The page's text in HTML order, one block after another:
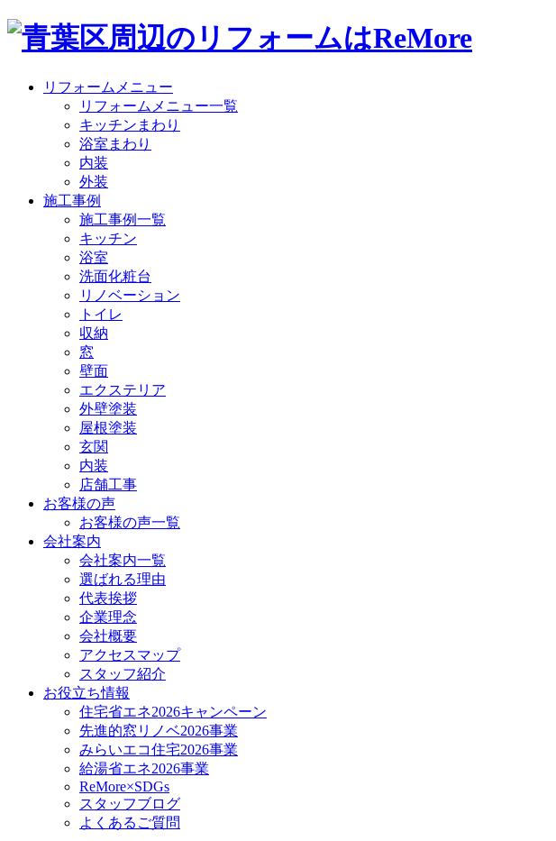
リフォームメニュー
リフォームメニュー一覧
キッチンまわり
浴室まわり
内装
外装
施工事例
施工事例一覧
キッチン
浴室
洗面化粧台
リノベーション
トイレ
収納
窓
壁面
エクステリア
外壁塗装
屋根塗装
玄関
内装
店舗工事
お客様の声
お客様の声一覧
会社案内
会社案内一覧
選ばれる理由
代表挨拶
企業理念
会社概要
アクセスマップ
スタッフ紹介
お役立ち情報
住宅省エネ2026キャンペーン
先進的窓リノベ2026事業
みらいエコ住宅2026事業
給湯省エネ2026事業
ReMore×SDGs
スタッフブログ
よくあるご質問